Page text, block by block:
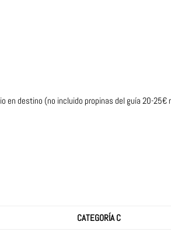
en destino (no incluido propinas del guía 20-25€
CATEGORÍA C